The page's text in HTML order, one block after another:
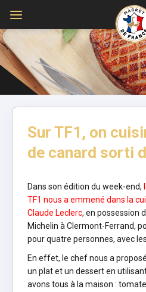
Sur TF1, on
de canard sorti
Dans son édition du week-end,
TF1 nous a emmené dans la
Claude Leclerc, en possession
Michelin à Clermont-Ferrand,
pour quatre personnes, avec
En effet, le chef nous a
un plat et un dessert en
avons tous à la maison :